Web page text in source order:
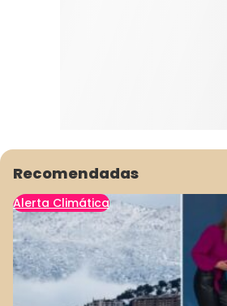
Recomendadas
Alerta Climática